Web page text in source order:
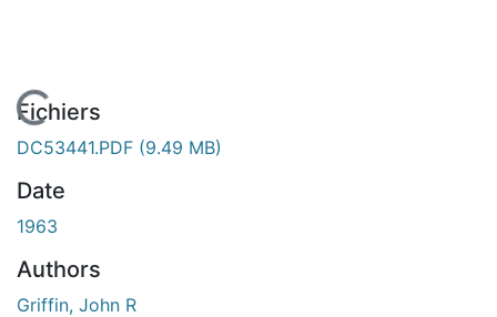
En cours de chargement...
Fichiers
DC53441.PDF (9.49 MB)
Date
1963
Authors
Griffin, John R